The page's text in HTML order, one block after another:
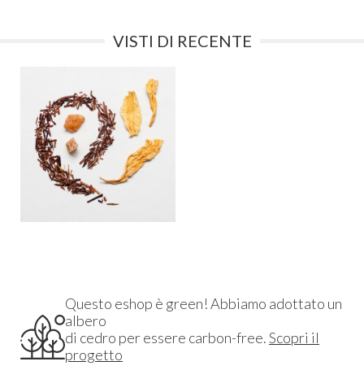
VISTI DI RECENTE
Questo eshop è green! Abbiamo adottato un
albero
di cedro per essere carbon-free.Scopri il
progetto